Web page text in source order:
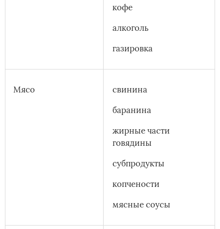
кофе
алкоголь
газировка
Мясо
свинина
баранина
жирные части
говядины
субпродукты
копчености
мясные соусы